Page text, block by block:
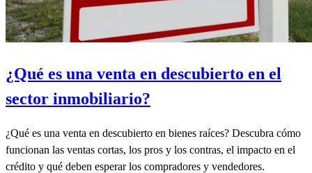
¿Qué es una venta en descubierto en el
sector inmobiliario?
¿Qué es una venta en descubierto en bienes raíces? Descubra cómo
funcionan las ventas cortas, los pros y los contras, el impacto en el
crédito y qué deben esperar los compradores y vendedores.